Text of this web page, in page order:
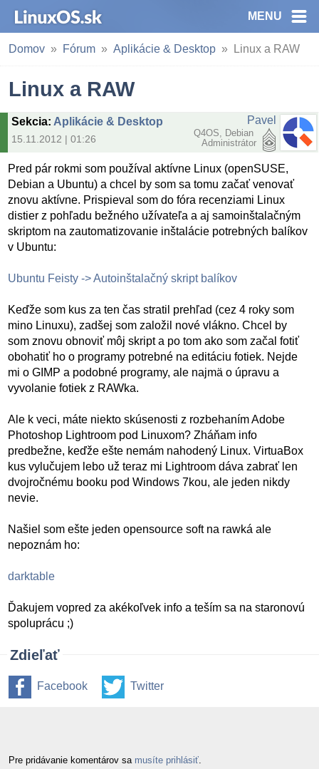
MENU
Domov Fórum Aplikácie & Desktop Linux a RAW
Linux a RAW
Sekcia: Aplikácie & Desktop
15.11.2012 | 01:26
Pavel
Q4OS, Debian
Administrátor
Pred pár rokmi som používal aktívne Linux (openSUSE,
Debian a Ubuntu) a chcel by som sa tomu začať venovať
znovu aktívne. Prispieval som do fóra recenziami Linux
distier z pohľadu bežného užívateľa a aj samoinštalačným
skriptom na zautomatizovanie inštalácie potrebných balíkov
v Ubuntu:
Ubuntu Feisty -> Autoinštalačný skript balíkov
Keďže som kus za ten čas stratil prehľad (cez 4 roky som
mino Linuxu), zadšej som založil nové vlákno. Chcel by
som znovu obnoviť môj skript a po tom ako som začal fotiť
obohatiť ho o programy potrebné na editáciu fotiek. Nejde
mi o GIMP a podobné programy, ale najmä o úpravu a
vyvolanie fotiek z RAWka.
Ale k veci, máte niekto skúsenosti z rozbehaním Adobe
Photoshop Lightroom pod Linuxom? Zháňam info
predbežne, keďže ešte nemám nahodený Linux. VirtuaBox
kus vylučujem lebo už teraz mi Lightroom dáva zabrať len
dvojročnému booku pod Windows 7kou, ale jeden nikdy
nevie.
Našiel som ešte jeden opensource soft na rawká ale
nepoznám ho:
darktable
Ďakujem vopred za akékoľvek info a teším sa na staronovú
spoluprácu ;)
Zdieľať
Facebook Twitter
Pre pridávanie komentárov sa musíte prihlásiť